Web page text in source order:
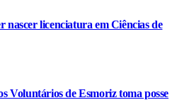
nascer licenciatura em Ciências de
Voluntários de Esmoriz toma posse